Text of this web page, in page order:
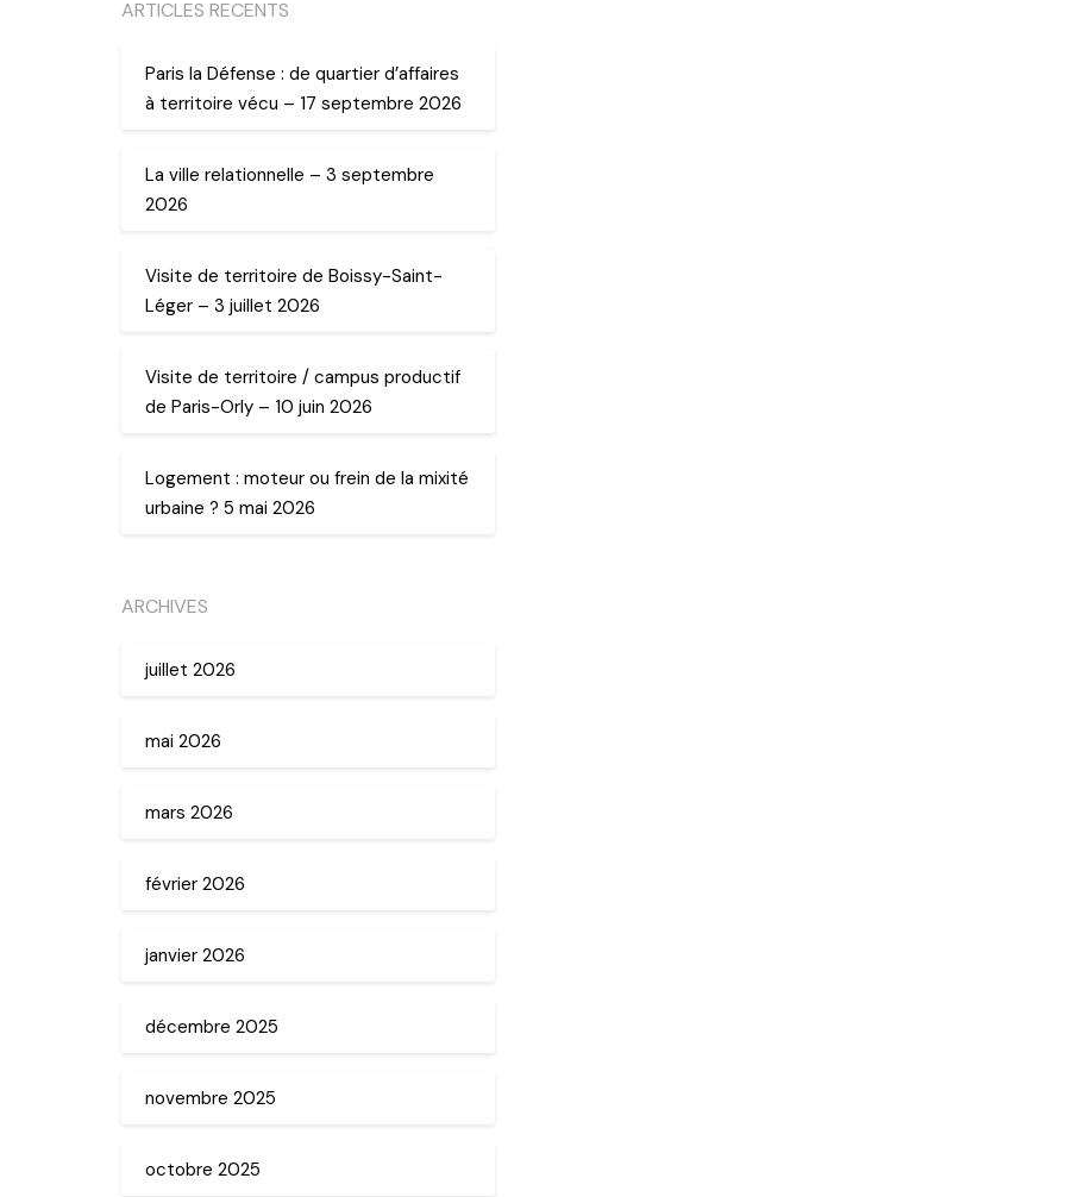
ARTICLES RECENTS
Paris la Défense : de quartier d’affaires
à territoire vécu – 17 septembre 2026
La ville relationnelle – 3 septembre
2026
Visite de territoire de Boissy-Saint-
Léger – 3 juillet 2026
Visite de territoire / campus productif
de Paris-Orly – 10 juin 2026
Logement : moteur ou frein de la mixité
urbaine ? 5 mai 2026
ARCHIVES
juillet 2026
mai 2026
mars 2026
février 2026
janvier 2026
décembre 2025
novembre 2025
octobre 2025